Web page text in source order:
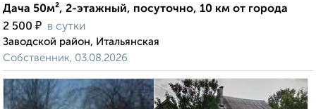
Дача 50м², 2-этажный, посуточно, 10 км от города
2 500 ₽ в сутки
Заводской район, Итальянская
Собственник, 03.08.2026